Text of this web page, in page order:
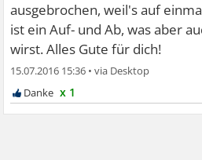
ausgebrochen, weil's auf
ist ein Auf- und Ab, was aber
wirst. Alles Gute für dich!
15.07.2016 15:36 •
x 1